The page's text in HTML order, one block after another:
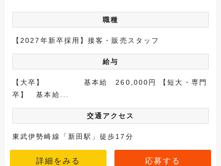
職種
【2027年新卒採用】接客・販売スタッフ
給与
【大卒】 基本給 260,000円 【短大・専門
卒】 基本給...
交通アクセス
東武伊勢崎線「新田駅」徒歩17分
詳細をみる 応募する